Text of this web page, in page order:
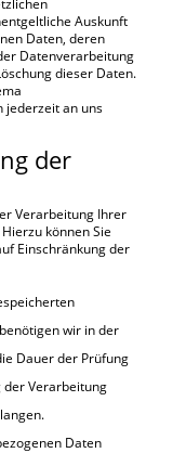
Auskunft
Daten, deren
Datenverarbeitung
dieser Daten.
jederzeit an uns
der
Verarbeitung Ihrer
können Sie
Einschränkung der
wir in der
Dauer der Prüfung
der Verarbeitung
Daten